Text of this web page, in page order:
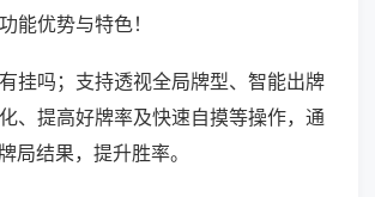
能优势与特色！
挂吗；支持透视全局牌型、智能出牌
、提高好牌率及快速自摸等操作，通
局结果，提升胜率。